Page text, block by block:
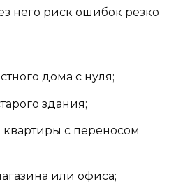
него риск ошибок резко
дома с нуля;
здания;
с переносом
или офиса;